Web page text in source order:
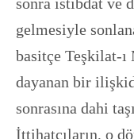
gelmesiyle
basitçe Teşkilat-ı
dayanan bir
sonrasına dahi
İttihatçıların, o